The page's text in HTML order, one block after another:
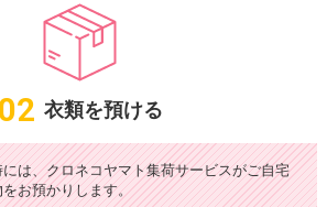
02 衣類を預ける
は、クロネコヤマト集荷サービスがご自宅
お預かりします。